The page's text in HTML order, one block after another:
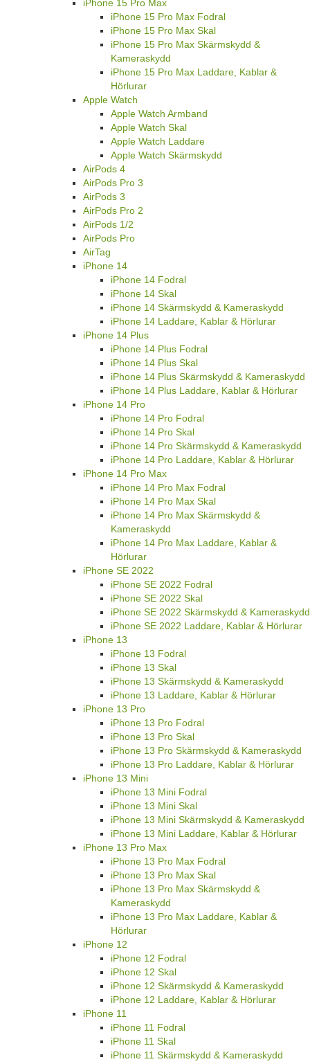
iPhone 15 Pro Max
iPhone 15 Pro Max Fodral
iPhone 15 Pro Max Skal
iPhone 15 Pro Max Skärmskydd &
Kameraskydd
iPhone 15 Pro Max Laddare, Kablar &
Hörlurar
Apple Watch
Apple Watch Armband
Apple Watch Skal
Apple Watch Laddare
Apple Watch Skärmskydd
AirPods 4
AirPods Pro 3
AirPods 3
AirPods Pro 2
AirPods 1/2
AirPods Pro
AirTag
iPhone 14
iPhone 14 Fodral
iPhone 14 Skal
iPhone 14 Skärmskydd & Kameraskydd
iPhone 14 Laddare, Kablar & Hörlurar
iPhone 14 Plus
iPhone 14 Plus Fodral
iPhone 14 Plus Skal
iPhone 14 Plus Skärmskydd & Kameraskydd
iPhone 14 Plus Laddare, Kablar & Hörlurar
iPhone 14 Pro
iPhone 14 Pro Fodral
iPhone 14 Pro Skal
iPhone 14 Pro Skärmskydd & Kameraskydd
iPhone 14 Pro Laddare, Kablar & Hörlurar
iPhone 14 Pro Max
iPhone 14 Pro Max Fodral
iPhone 14 Pro Max Skal
iPhone 14 Pro Max Skärmskydd &
Kameraskydd
iPhone 14 Pro Max Laddare, Kablar &
Hörlurar
iPhone SE 2022
iPhone SE 2022 Fodral
iPhone SE 2022 Skal
iPhone SE 2022 Skärmskydd & Kameraskydd
iPhone SE 2022 Laddare, Kablar & Hörlurar
iPhone 13
iPhone 13 Fodral
iPhone 13 Skal
iPhone 13 Skärmskydd & Kameraskydd
iPhone 13 Laddare, Kablar & Hörlurar
iPhone 13 Pro
iPhone 13 Pro Fodral
iPhone 13 Pro Skal
iPhone 13 Pro Skärmskydd & Kameraskydd
iPhone 13 Pro Laddare, Kablar & Hörlurar
iPhone 13 Mini
iPhone 13 Mini Fodral
iPhone 13 Mini Skal
iPhone 13 Mini Skärmskydd & Kameraskydd
iPhone 13 Mini Laddare, Kablar & Hörlurar
iPhone 13 Pro Max
iPhone 13 Pro Max Fodral
iPhone 13 Pro Max Skal
iPhone 13 Pro Max Skärmskydd &
Kameraskydd
iPhone 13 Pro Max Laddare, Kablar &
Hörlurar
iPhone 12
iPhone 12 Fodral
iPhone 12 Skal
iPhone 12 Skärmskydd & Kameraskydd
iPhone 12 Laddare, Kablar & Hörlurar
iPhone 11
iPhone 11 Fodral
iPhone 11 Skal
iPhone 11 Skärmskydd & Kameraskydd